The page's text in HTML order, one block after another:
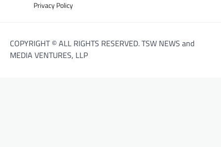
Privacy Policy
COPYRIGHT © ALL RIGHTS RESERVED. TSW NEWS and
MEDIA VENTURES, LLP